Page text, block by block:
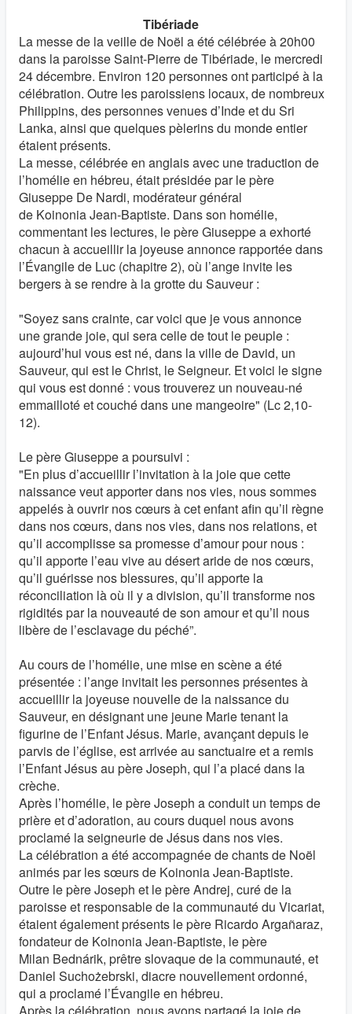
Tibériade
La messe de la veille de Noël a été célébrée à 20h00
dans la paroisse Saint-Pierre de Tibériade, le mercredi
24 décembre. Environ 120 personnes ont participé à la
célébration. Outre les paroissiens locaux, de nombreux
Philippins, des personnes venues d’Inde et du Sri
Lanka, ainsi que quelques pèlerins du monde entier
étaient présents.
La messe, célébrée en anglais avec une traduction de
l’homélie en hébreu, était présidée par le père
Giuseppe De Nardi, modérateur général
de Koinonia Jean-Baptiste. Dans son homélie,
commentant les lectures, le père Giuseppe a exhorté
chacun à accueillir la joyeuse annonce rapportée dans
l’Évangile de Luc (chapitre 2), où l’ange invite les
bergers à se rendre à la grotte du Sauveur :
"Soyez sans crainte, car voici que je vous annonce
une grande joie, qui sera celle de tout le peuple :
aujourd’hui vous est né, dans la ville de David, un
Sauveur, qui est le Christ, le Seigneur. Et voici le signe
qui vous est donné : vous trouverez un nouveau-né
emmailloté et couché dans une mangeoire" (Lc 2,10-
12).
Le père Giuseppe a poursuivi :
"En plus d’accueillir l’invitation à la joie que cette
naissance veut apporter dans nos vies, nous sommes
appelés à ouvrir nos cœurs à cet enfant afin qu’il règne
dans nos cœurs, dans nos vies, dans nos relations, et
qu’il accomplisse sa promesse d’amour pour nous :
qu’il apporte l’eau vive au désert aride de nos cœurs,
qu’il guérisse nos blessures, qu’il apporte la
réconciliation là où il y a division, qu’il transforme nos
rigidités par la nouveauté de son amour et qu’il nous
libère de l’esclavage du péché”.
Au cours de l’homélie, une mise en scène a été
présentée : l’ange invitait les personnes présentes à
accueillir la joyeuse nouvelle de la naissance du
Sauveur, en désignant une jeune Marie tenant la
figurine de l’Enfant Jésus. Marie, avançant depuis le
parvis de l’église, est arrivée au sanctuaire et a remis
l’Enfant Jésus au père Joseph, qui l’a placé dans la
crèche.
Après l’homélie, le père Joseph a conduit un temps de
prière et d’adoration, au cours duquel nous avons
proclamé la seigneurie de Jésus dans nos vies.
La célébration a été accompagnée de chants de Noël
animés par les sœurs de Koinonia Jean-Baptiste.
Outre le père Joseph et le père Andrej, curé de la
paroisse et responsable de la communauté du Vicariat,
étaient également présents le père Ricardo Argañaraz,
fondateur de Koinonia Jean-Baptiste, le père
Milan Bednárik, prêtre slovaque de la communauté, et
Daniel Suchożebrski, diacre nouvellement ordonné,
qui a proclamé l’Évangile en hébreu.